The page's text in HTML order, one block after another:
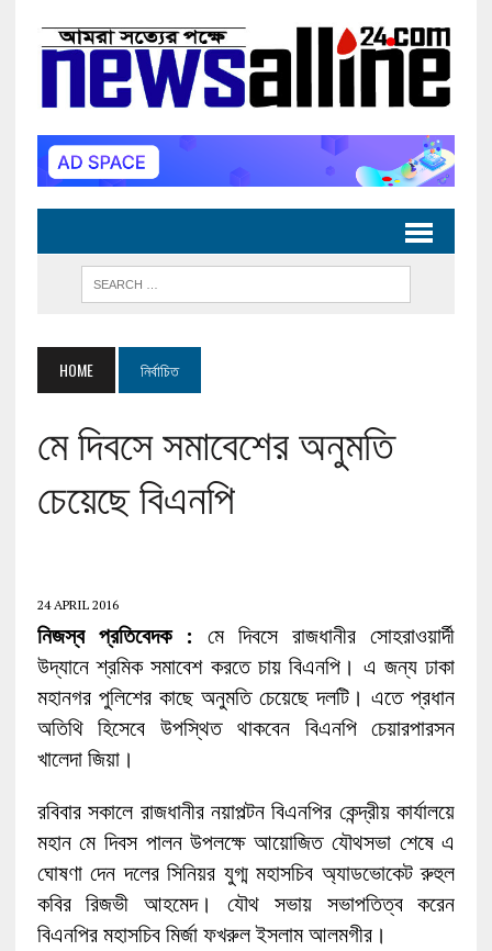
HOME নির্বাচিত
মে দিবসে সমাবেশের অনুমতি
চেয়েছে বিএনপি
24 APRIL 2016
নিজস্ব প্রতিবেদক : মে দিবসে রাজধানীর সোহরাওয়ার্দী
উদ্যানে শ্রমিক সমাবেশ করতে চায় বিএনপি। এ জন্য ঢাকা
মহানগর পুলিশের কাছে অনুমতি চেয়েছে দলটি। এতে প্রধান
অতিথি হিসেবে উপস্থিত থাকবেন বিএনপি চেয়ারপারসন
খালেদা জিয়া।
রবিবার সকালে রাজধানীর নয়াপল্টন বিএনপির কেন্দ্রীয় কার্যালয়ে
মহান মে দিবস পালন উপলক্ষে আয়োজিত যৌথসভা শেষে এ
ঘোষণা দেন দলের সিনিয়র যুগ্ম মহাসচিব অ্যাডভোকেট রুহুল
কবির রিজভী আহমেদ। যৌথ সভায় সভাপতিত্ব করেন
বিএনপির মহাসচিব মির্জা ফখরুল ইসলাম আলমগীর।